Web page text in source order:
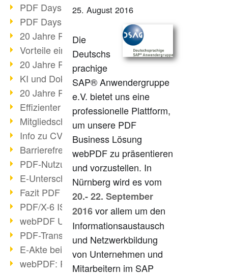
PDF Days 2022 Themenblock 1
PDF Days Europe 2022
20 Jahre PDF/X (Teil 3)
Vorteile einer PDF-Businesslösung
20 Jahre PDF/X (Teil 2)
KI und Dokumenten-Management
20 Jahre PDF/X (Teil 1)
Effizienter Dokumenten Workflow
Mitgliedschaft PDF Association
Info zu CVE-2022-22965
Barrierefreiheit mehr als Inklusion
PDF-Nutzung durch Pandemie
E-Unterschriften für Verwaltung
Fazit PDF Days 2021
PDF/X-6 ISO-Norm
webPDF Update 8.0.0.2393
PDF-Transparenz beim PDF-Format
E-Akte bei Behörden
webPDF: PDF-Anhänge verwalten
25. August 2016
Die
Deutschs
prachige
SAP® Anwendergruppe
e.V. bietet uns eine
professionelle Plattform,
um unsere PDF
Business Lösung
webPDF zu präsentieren
und vorzustellen. In
Nürnberg wird es vom
20.- 22. September
2016vor allem um den
Informationsaustausch
und Netzwerkbildung
von Unternehmen und
Mitarbeitern im SAP